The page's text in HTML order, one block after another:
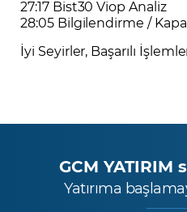
27:17 Bist30 Viop Analiz
28:05 Bilgilendirme /
İyi Seyirler, Başarılı
GCM YATIRIM
Yatırıma